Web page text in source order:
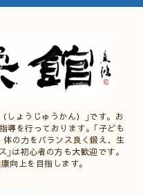
しょうじゅうかん）｣です。お
導を行っております。｢子ども
の力をバランス良く鍛え、生
｣は初心者の方も大歓迎です。
向上を目指します。